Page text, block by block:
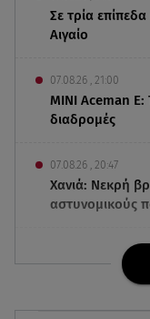
Σε τρία
Αιγαίο
07.08.26 , 21:00
MINI Aceman E:
διαδρομές
07.08.26 , 20:47
Χανιά: Νεκρή
αστυνομικούς
Μυστράς:
χρόνος